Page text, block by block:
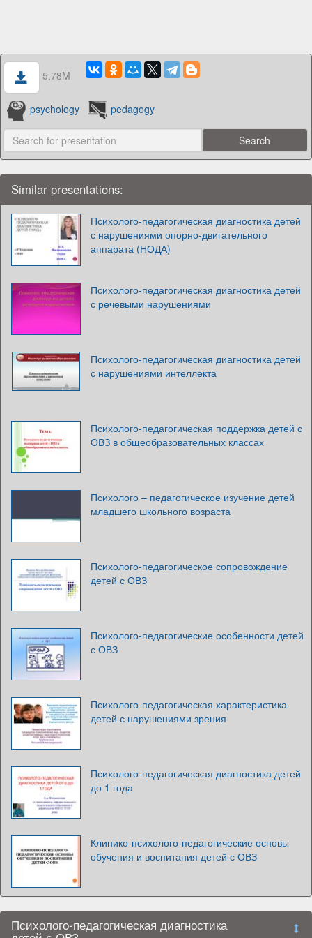
5.78M
psychology pedagogy
Similar presentations:
Психолого-педагогическая диагностика детей
с нарушениями опорно-двигательного
аппарата (НОДА)
Психолого-педагогическая диагностика детей
с речевыми нарушениями
Психолого-педагогическая диагностика детей
с нарушениями интеллекта
Психолого-педагогическая поддержка детей с
ОВЗ в общеобразовательных классах
Психолого – педагогическое изучение детей
младшего школьного возраста
Психолого-педагогическое сопровождение
детей с ОВЗ
Психолого-педагогические особенности детей
с ОВЗ
Психолого-педагогическая характеристика
детей с нарушениями зрения
Психолого-педагогическая диагностика детей
до 1 года
Клинико-психолого-педагогические основы
обучения и воспитания детей с ОВЗ
Психолого-педагогическая диагностика